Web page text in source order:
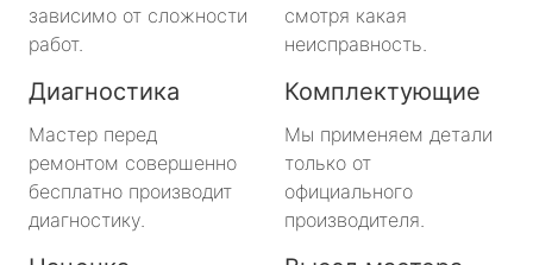
зависимо от сложности
работ.
смотря какая
неисправность.
Диагностика
Мастер перед
ремонтом совершенно
бесплатно производит
диагностику.
Комплектующие
Мы применяем детали
только от
официального
производителя.